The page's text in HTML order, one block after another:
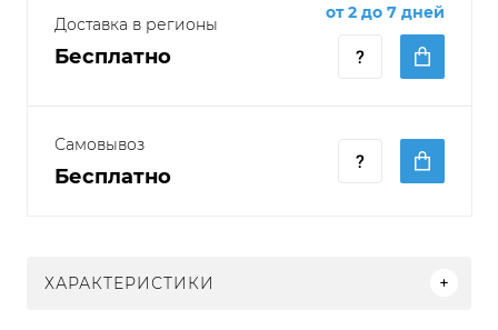
Доставка в регионы
Бесплатно
от 2 до 7 дней
Самовывоз
Бесплатно
ХАРАКТЕРИСТИКИ